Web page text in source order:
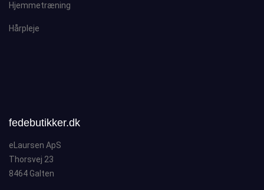
Hjemmetræning
Hårpleje
fedebutikker.dk
eLaursen ApS
Thorsvej 23
8464 Galten